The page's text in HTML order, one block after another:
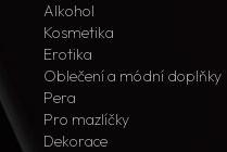
Alkohol
Kosmetika
Erotika
Oblečení a módní doplňky
Pera
Pro mazlíčky
Dekorace